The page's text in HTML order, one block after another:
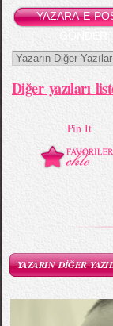
YAZARA E-
Diğer yazıları
Pin It
YAZARIN DİĞER